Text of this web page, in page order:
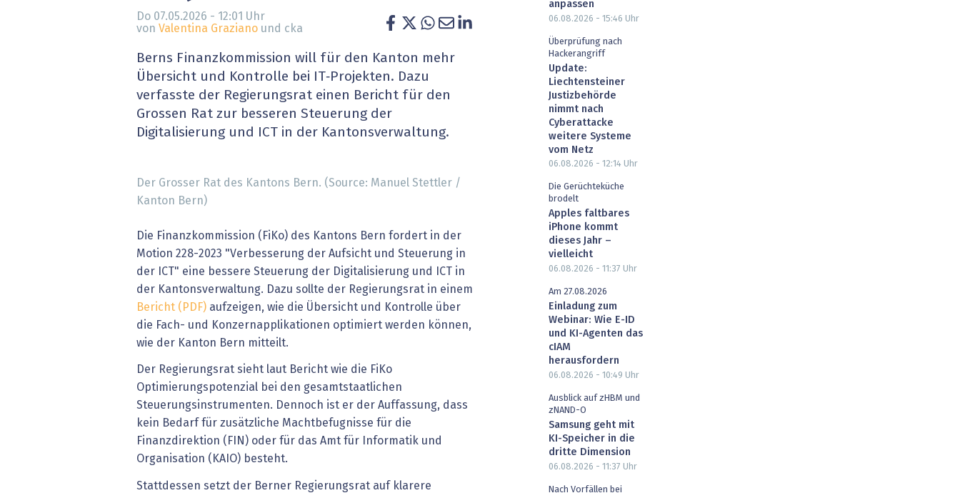
» alle News Gesundheit wird digital
Blockchain
EU-DSGVO
XaaS, Managed Services & Co.
» alle Dossiers
IT for Health
Artificial Intelligence
Fintech & Insurtech
Professional AV & Digital Signage
» alle Specials
Do 07.05.2026 - 12:01 Uhr
von Valentina Graziano und cka
Berns Finanzkommission will für den Kanton mehr
Übersicht und Kontrolle bei IT‑Projekten. Dazu
verfasste der Regierungsrat einen Bericht für den
Grossen Rat zur besseren Steuerung der
Digitalisierung und ICT in der Kantonsverwaltung.
Der Grosser Rat des Kantons Bern. (Source: Manuel Stettler /
Kanton Bern)
Die Finanzkommission (FiKo) des Kantons Bern fordert in der
Motion 228-2023 "Verbesserung der Aufsicht und Steuerung in
der ICT" eine bessere Steuerung der Digitalisierung und ICT in
der Kantonsverwaltung. Dazu sollte der Regierungsrat in einem
Bericht (PDF) aufzeigen, wie die Übersicht und Kontrolle über
die Fach- und Konzernapplikationen optimiert werden können,
wie der Kanton Bern mitteilt.
Der Regierungsrat sieht laut Bericht wie die FiKo
Optimierungspotenzial bei den gesamtstaatlichen
Steuerungsinstrumenten. Dennoch ist er der Auffassung, dass
kein Bedarf für zusätzliche Machtbefugnisse für die
Finanzdirektion (FIN) oder für das Amt für Informatik und
Organisation (KAIO) besteht.
Stattdessen setzt der Berner Regierungsrat auf klarere
anpassen
06.08.2026 - 15:46 Uhr
Überprüfung nach
Hackerangriff
Update:
Liechtensteiner
Justizbehörde
nimmt nach
Cyberattacke
weitere Systeme
vom Netz
06.08.2026 - 12:14 Uhr
Die Gerüchteküche
brodelt
Apples faltbares
iPhone kommt
dieses Jahr –
vielleicht
06.08.2026 - 11:37 Uhr
Am 27.08.2026
Einladung zum
Webinar: Wie E-ID
und KI-Agenten das
cIAM
herausfordern
06.08.2026 - 10:49 Uhr
Ausblick auf zHBM und
zNAND-O
Samsung geht mit
KI-Speicher in die
dritte Dimension
06.08.2026 - 11:37 Uhr
Nach Vorfällen bei